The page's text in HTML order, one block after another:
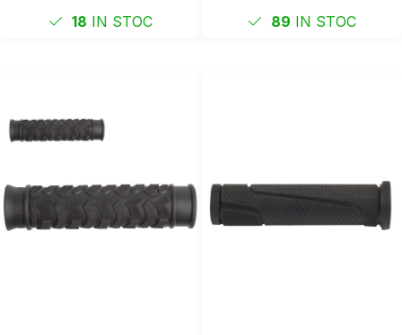
18 IN STOC 89 IN STOC